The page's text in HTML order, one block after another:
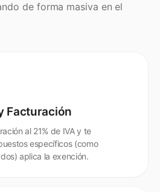
de forma masiva en el
Facturación
al 21% de IVA y te
específicos (como
aplica la exención.